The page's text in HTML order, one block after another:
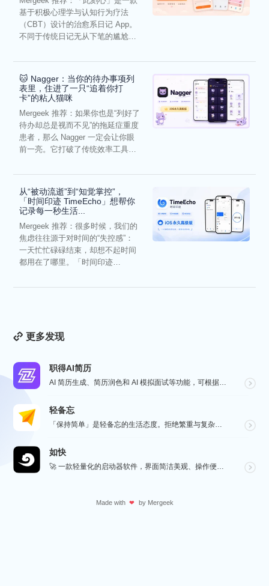
基于积极心理学与认知行为疗法
（CBT）设计的治愈系日记 App。
不同于传统日记无从下笔的尴尬，
🐱 Nagger：当你的待办事项列
表里，住进了一只“追着你打
卡”的粘人猫咪
Mergeek 推荐：如果你也是“列好了
待办却总是视而不见”的拖延症重度
患者，那么 Nagger 一定会让你眼
前一亮。它打破了传统效率工具冰
从“被动流逝”到“知觉掌控”，
「时间印迹 TimeEcho」想帮你
记录每一秒生活...
Mergeek 推荐：很多时候，我们的
焦虑往往源于对时间的“失控感”：
一天忙忙碌碌结束，却想不起时间
都用在了哪里。「时间印迹
更多发现
职得AI简历
AI 简历生成、简历润色和 AI 模拟面试等功能，可根据指定的求职岗位，一键快速生成高匹配的简历内容...
轻备忘
「保持简单」是轻备忘的生活态度。拒绝繁重与复杂，致力于快速记录与回顾，打造如轻风拂面、水过无痕的使用...
如快
🚀 一款轻量化的启动器软件，界面简洁美观、操作便捷，并且支持插件开发。支持全键盘操作。开发者目前处于...
Made with ❤ by Mergeek